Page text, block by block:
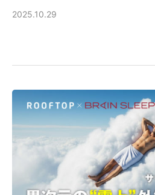
2025.10.29